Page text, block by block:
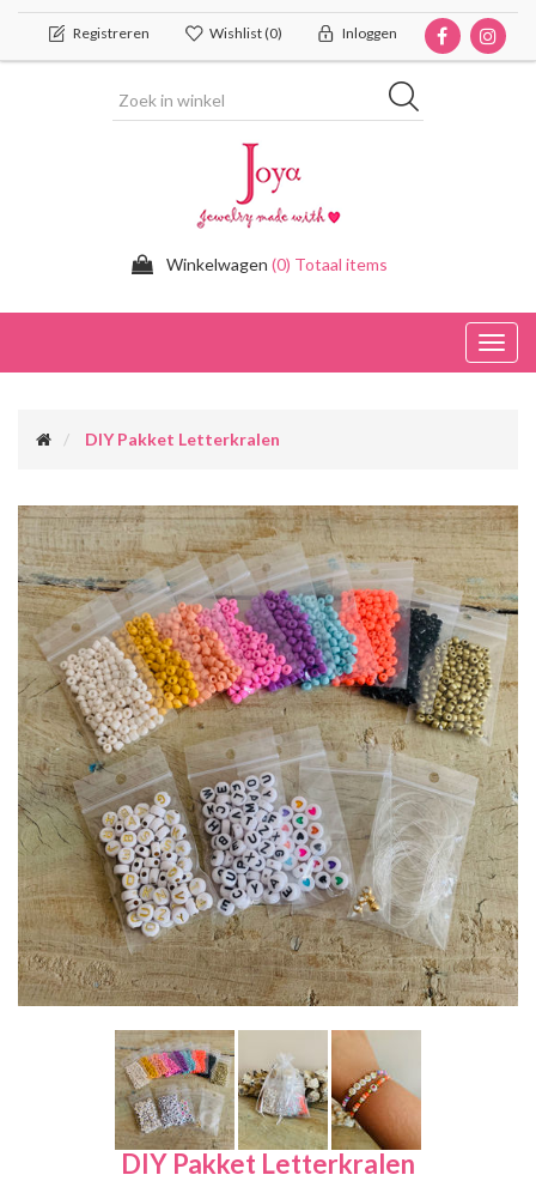
Registreren Wishlist(0) Inloggen
Winkelwagen (0) Totaal items
DIY Pakket Letterkralen
DIY Pakket Letterkralen